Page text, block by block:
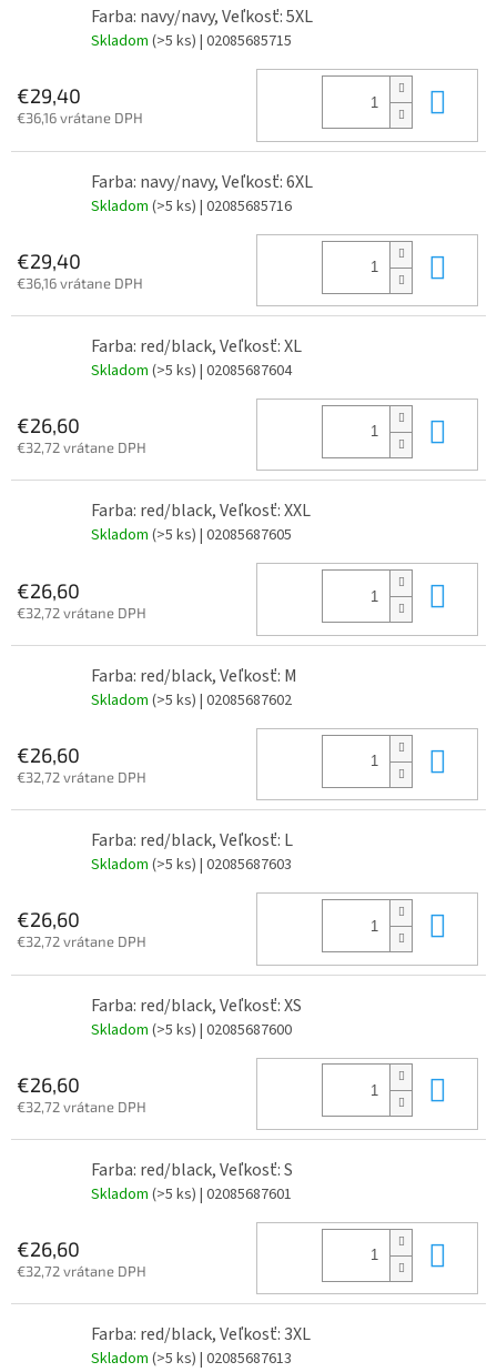
Farba: navy/navy, Veľkosť: 5XL
Skladom (>5 ks) | 02085685715
€29,40
€36,16 vrátane DPH
Farba: navy/navy, Veľkosť: 6XL
Skladom (>5 ks) | 02085685716
€29,40
€36,16 vrátane DPH
Farba: red/black, Veľkosť: XL
Skladom (>5 ks) | 02085687604
€26,60
€32,72 vrátane DPH
Farba: red/black, Veľkosť: XXL
Skladom (>5 ks) | 02085687605
€26,60
€32,72 vrátane DPH
Farba: red/black, Veľkosť: M
Skladom (>5 ks) | 02085687602
€26,60
€32,72 vrátane DPH
Farba: red/black, Veľkosť: L
Skladom (>5 ks) | 02085687603
€26,60
€32,72 vrátane DPH
Farba: red/black, Veľkosť: XS
Skladom (>5 ks) | 02085687600
€26,60
€32,72 vrátane DPH
Farba: red/black, Veľkosť: S
Skladom (>5 ks) | 02085687601
€26,60
€32,72 vrátane DPH
Farba: red/black, Veľkosť: 3XL
Skladom (>5 ks) | 02085687613